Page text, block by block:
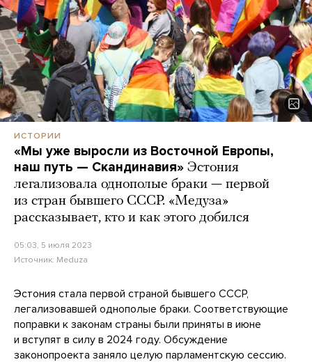
ИСТОРИИ
«Мы уже выросли из Восточной Европы,
наш путь — Скандинавия» Эстония
легализовала однополые браки — первой
из стран бывшего СССР. «Медуза»
рассказывает, кто и как этого добился
05:03, 5 июля 2023
Источник: Meduza
Эстония стала первой страной бывшего СССР,
легализовавшей однополые браки. Соответствующие
поправки к законам страны были приняты в июне
и вступят в силу в 2024 году. Обсуждение
законопроекта заняло целую парламентскую сессию.